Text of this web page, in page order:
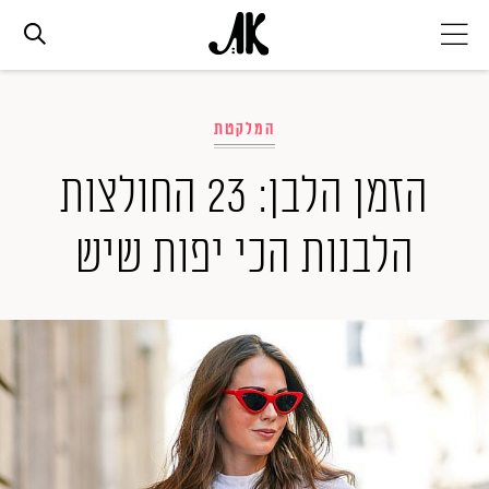
אופנה
ביוטי
סלבס
ערוצים נוספים
המגזין
המלקטת
הזמן הלבן: 23 החולצות
הלבנות הכי יפות שיש